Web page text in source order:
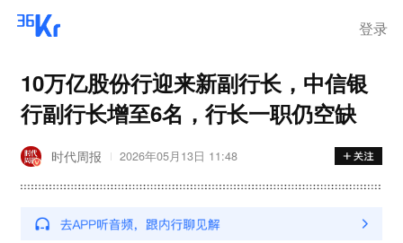
登录
10万亿股份行迎来新副行长，中信银
行副行长增至6名，行长一职仍空缺
时代周报 2026年05月13日 11:48